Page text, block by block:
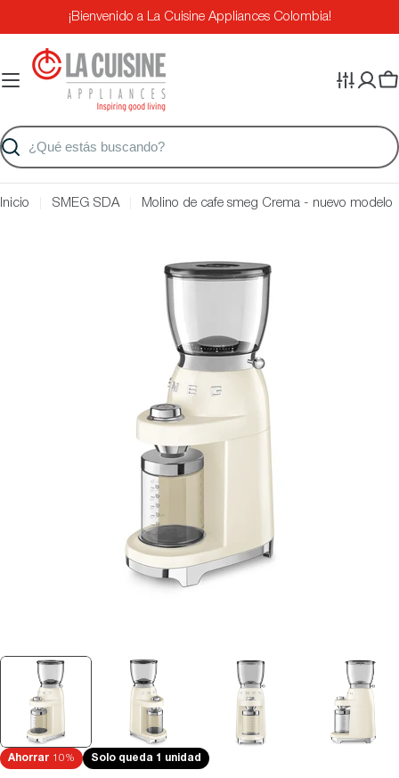
al
contenido
¡Bienvenido a La Cuisine Appliances Colombia!
Buscar
Inicio SMEG SDA Molino de cafe smeg Crema - nuevo modelo
Ahorrar 10% Solo queda 1 unidad